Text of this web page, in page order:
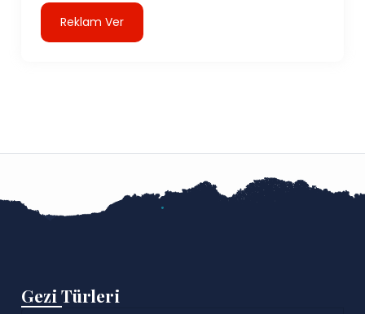
Reklam Ver
Gezi Türleri